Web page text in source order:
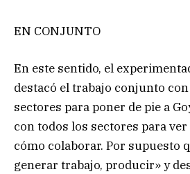
EN CONJUNTO
En este sentido, el
destacó el trabajo conjunto
sectores para poner de pie a
con todos los sectores para
cómo colaborar. Por supuesto
generar trabajo, producir» y